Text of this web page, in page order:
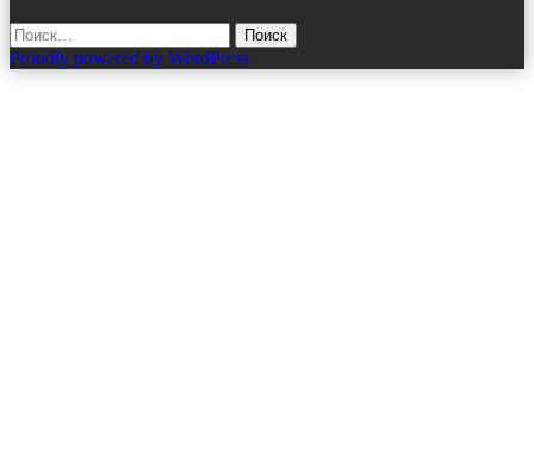
Найти:
Proudly powered by WordPress